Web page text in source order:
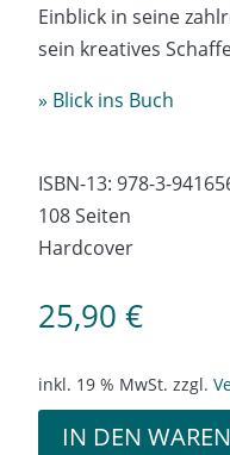
Einblick in seine
sein kreatives
» Blick ins Buch
ISBN-13: 978-3-
108 Seiten
Hardcover
25,90 €
inkl. 19 % MwSt. zzgl.
IN DEN